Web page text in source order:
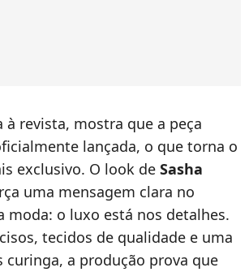
revista, mostra que a peça
lançada, o que torna o
exclusivo. O look de Sasha
uma mensagem clara no
moda: o luxo está nos detalhes.
tecidos de qualidade e uma
curinga, a produção prova que